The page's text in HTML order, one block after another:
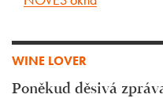
WINE LOVER
Poněkud děsivá